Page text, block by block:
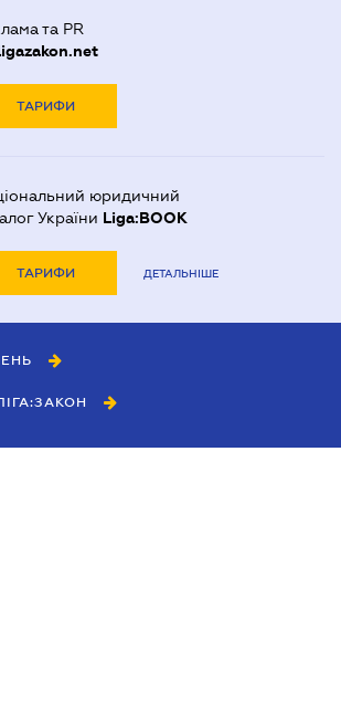
та PR
ТАРИФИ
юридичний
України Liga:BOOK
ТАРИФИ ДЕТАЛЬНІШЕ